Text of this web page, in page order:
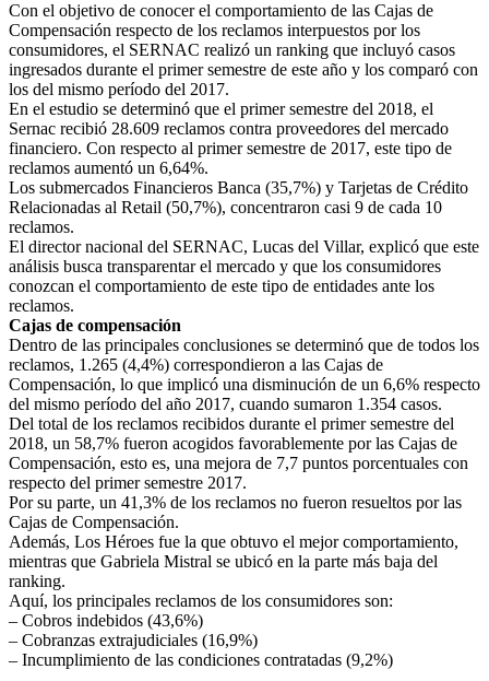
Con el objetivo de conocer el comportamiento de las Cajas de
Compensación respecto de los reclamos interpuestos por los
consumidores, el SERNAC realizó un ranking que incluyó casos
ingresados durante el primer semestre de este año y los comparó con
los del mismo período del 2017.
En el estudio se determinó que el primer semestre del 2018, el
Sernac recibió 28.609 reclamos contra proveedores del mercado
financiero. Con respecto al primer semestre de 2017, este tipo de
reclamos aumentó un 6,64%.
Los submercados Financieros Banca (35,7%) y Tarjetas de Crédito
Relacionadas al Retail (50,7%), concentraron casi 9 de cada 10
reclamos.
El director nacional del SERNAC, Lucas del Villar, explicó que este
análisis busca transparentar el mercado y que los consumidores
conozcan el comportamiento de este tipo de entidades ante los
reclamos.
Cajas de compensación
Dentro de las principales conclusiones se determinó que de todos los
reclamos, 1.265 (4,4%) correspondieron a las Cajas de
Compensación, lo que implicó una disminución de un 6,6% respecto
del mismo período del año 2017, cuando sumaron 1.354 casos.
Del total de los reclamos recibidos durante el primer semestre del
2018, un 58,7% fueron acogidos favorablemente por las Cajas de
Compensación, esto es, una mejora de 7,7 puntos porcentuales con
respecto del primer semestre 2017.
Por su parte, un 41,3% de los reclamos no fueron resueltos por las
Cajas de Compensación.
Además, Los Héroes fue la que obtuvo el mejor comportamiento,
mientras que Gabriela Mistral se ubicó en la parte más baja del
ranking.
Aquí, los principales reclamos de los consumidores son:
– Cobros indebidos (43,6%)
– Cobranzas extrajudiciales (16,9%)
– Incumplimiento de las condiciones contratadas (9,2%)